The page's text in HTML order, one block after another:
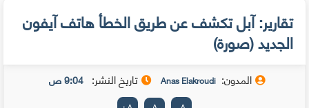
تقارير: آبل تكشف عن طريق الخطأ هاتف آيفون
الجديد (صورة)
المدون: Anas Elakroudi تاريخ النشر: 9:04 ص